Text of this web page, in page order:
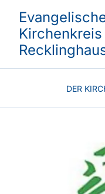
Kirchenkreis
DER